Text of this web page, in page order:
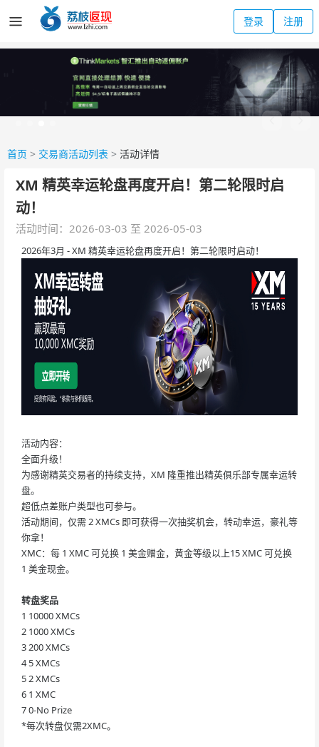
登录 注册
首页 > 交易商活动列表 > 活动详情
XM 精英幸运轮盘再度开启！第二轮限时启
动！
活动时间：2026-03-03 至 2026-05-03
2026年3月 - XM 精英幸运轮盘再度开启！第二轮限时启动！
活动内容：
全面升级！
为感谢精英交易者的持续支持，XM 隆重推出精英俱乐部专属幸运转
盘。
超低点差账户类型也可参与。
活动期间，仅需 2 XMCs 即可获得一次抽奖机会，转动幸运，豪礼等
你拿！
XMC：每 1 XMC 可兑换 1 美金赠金，黄金等级以上15 XMC 可兑换
1 美金现金。
转盘奖品
1 10000 XMCs
2 1000 XMCs
3 200 XMCs
4 5 XMCs
5 2 XMCs
6 1 XMC
70-No Prize
*每次转盘仅需2XMC。